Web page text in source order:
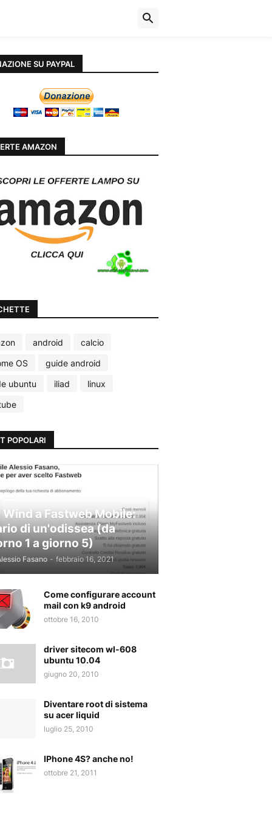
SU PAYPAL
AMAZON
android
calcio
OS
guide android
ubuntu
iliad
linux
POPOLARI
Wind a Fastweb Mobile:
di un'odissea (da
1 a giorno 5)
Fasano - febbraio 16, 2021
Come configurare account
mail con k9 android
ottobre 16, 2010
driver sitecom wl-608
ubuntu 10.04
giugno 20, 2010
Diventare root di sistema
su acer liquid
luglio 25, 2010
IPhone 4S? anche no!
ottobre 21, 2011